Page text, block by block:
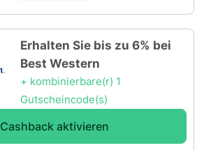
Erhalten Sie bis zu 6% bei
Best Western
+ kombinierbare(r) 1
Gutscheincode(s)
Cashback aktivieren